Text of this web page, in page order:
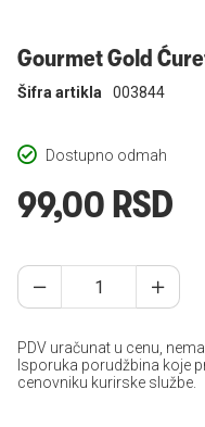
Gourmet Gold
Dostupno odmah
Šifra artikla 003844
99,00 RSD
PDV uračunat u cenu,
Isporuka porudžbina koje
cenovniku kurirske službe.